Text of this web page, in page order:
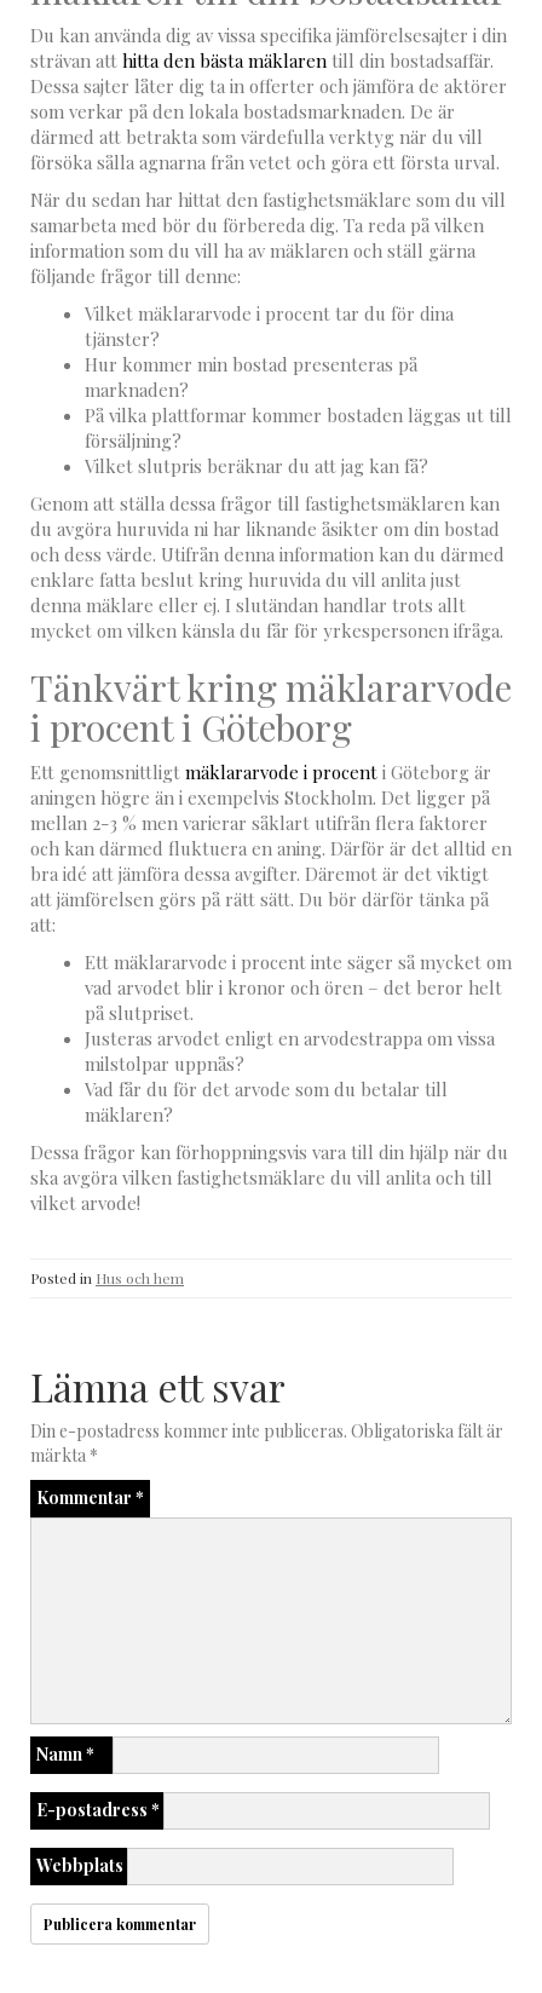
Du kan använda dig av vissa specifika jämförelsesajter i din
strävan att hitta den bästa mäklaren till din bostadsaffär.
Dessa sajter låter dig ta in offerter och jämföra de aktörer
som verkar på den lokala bostadsmarknaden. De är
därmed att betrakta som värdefulla verktyg när du vill
försöka sålla agnarna från vetet och göra ett första urval.
När du sedan har hittat den fastighetsmäklare som du vill
samarbeta med bör du förbereda dig. Ta reda på vilken
information som du vill ha av mäklaren och ställ gärna
följande frågor till denne:
Vilket mäklararvode i procent tar du för dina
tjänster?
Hur kommer min bostad presenteras på
marknaden?
På vilka plattformar kommer bostaden läggas ut till
försäljning?
Vilket slutpris beräknar du att jag kan få?
Genom att ställa dessa frågor till fastighetsmäklaren kan
du avgöra huruvida ni har liknande åsikter om din bostad
och dess värde. Utifrån denna information kan du därmed
enklare fatta beslut kring huruvida du vill anlita just
denna mäklare eller ej. I slutändan handlar trots allt
mycket om vilken känsla du får för yrkespersonen ifråga.
Tänkvärt kring mäklararvode
i procent i Göteborg
Ett genomsnittligt mäklararvode i procent i Göteborg är
aningen högre än i exempelvis Stockholm. Det ligger på
mellan 2-3 % men varierar såklart utifrån flera faktorer
och kan därmed fluktuera en aning. Därför är det alltid en
bra idé att jämföra dessa avgifter. Däremot är det viktigt
att jämförelsen görs på rätt sätt. Du bör därför tänka på
att:
Ett mäklararvode i procent inte säger så mycket om
vad arvodet blir i kronor och ören – det beror helt
på slutpriset.
Justeras arvodet enligt en arvodestrappa om vissa
milstolpar uppnås?
Vad får du för det arvode som du betalar till
mäklaren?
Dessa frågor kan förhoppningsvis vara till din hjälp när du
ska avgöra vilken fastighetsmäklare du vill anlita och till
vilket arvode!
Posted in Hus och hem
Lämna ett svar
Din e-postadress kommer inte publiceras. Obligatoriska fält är
märkta *
Kommentar *
Namn*
E-postadress *
Webbplats